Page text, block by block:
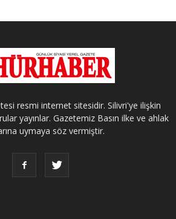
resmi internet sitesidir. Silivri'ye ilişkin
yayınlar. Gazetemiz Basın ilke ve ahlak
uymaya söz vermiştir.